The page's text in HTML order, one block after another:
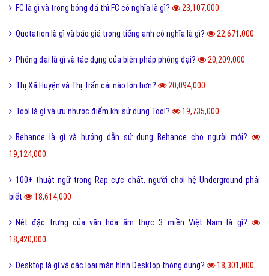
FC là gì và trong bóng đá thì FC có nghĩa là gì? 23,107,000
Quotation là gì và báo giá trong tiếng anh có nghĩa là gì? 22,671,000
Phóng đại là gì và tác dụng của biện pháp phóng đại? 20,209,000
Thị Xã Huyện và Thị Trấn cái nào lớn hơn? 20,094,000
Tool là gì và ưu nhược điểm khi sử dụng Tool? 19,735,000
Behance là gì và hướng dẫn sử dụng Behance cho người mới?
19,124,000
100+ thuật ngữ trong Rap cực chất, người chơi hệ Underground phải
biết
18,614,000
Nét đặc trưng của văn hóa ẩm thực 3 miền Việt Nam là gì?
18,420,000
Desktop là gì và các loại màn hình Desktop thông dụng? 18,301,000